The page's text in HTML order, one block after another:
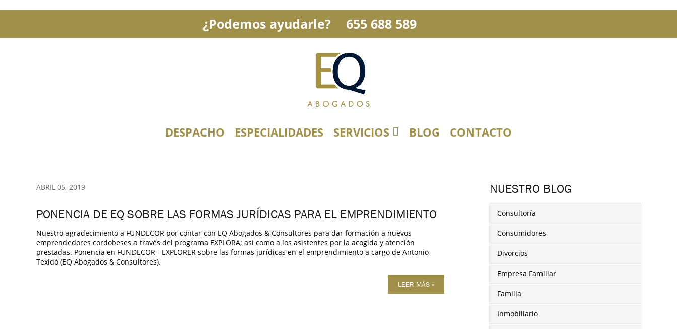
¿Podemos ayudarle? 655 688 589
DESPACHO ESPECIALIDADES SERVICIOS BLOG CONTACTO
ABRIL 05, 2019
PONENCIA DE EQ SOBRE LAS FORMAS JURÍDICAS PARA EL EMPRENDIMIENTO
Nuestro agradecimiento a FUNDECOR por contar con EQ Abogados & Consultores para dar formación a nuevos
emprendedores cordobeses a través del programa EXPLORA; así como a los asistentes por la acogida y atención
prestadas. Ponencia en FUNDECOR - EXPLORER sobre las formas jurídicas en el emprendimiento a cargo de Antonio
Texidó (EQ Abogados & Consultores).
LEER MÁS »
NUESTRO BLOG
Consultoría
Consumidores
Divorcios
Empresa Familiar
Familia
Inmobiliario